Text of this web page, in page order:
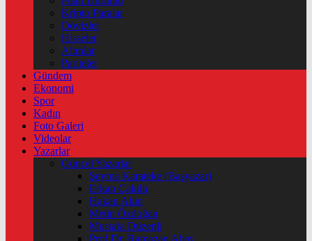
Kripto Paralar
Dövizler
Hisseler
Altınlar
Pariteler
Gündem
Ekonomi
Spor
Kadın
Foto Galeri
Videolar
Yazarlar
Güncel Yazarlar
Şeyma Karateke (Başyazar)
Erkan Çakıllı
Hakan Akın
Metin Özdoğan
Mustafa Düzenli
Prof Dr. Ramazan Abay